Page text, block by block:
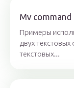
Mv
Примеры
двух
текстовых...